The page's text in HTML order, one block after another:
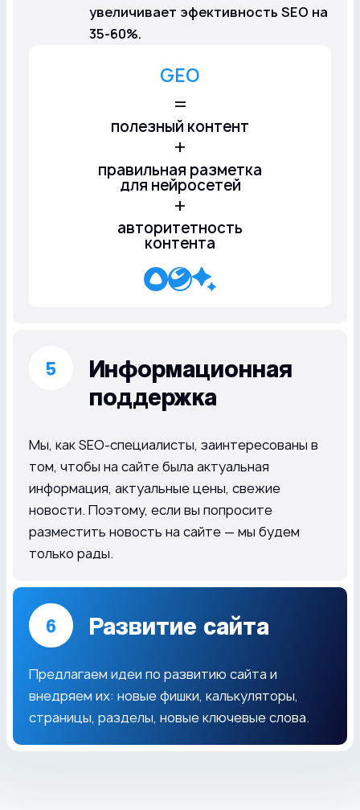
увеличивает эфективность SEO на
35-60%.
GEO
=
полезный контент
+
правильная разметка
для нейросетей
+
авторитетность
контента
Информационная
поддержка
Мы, как SEO-специалисты, заинтересованы в
том, чтобы на сайте была актуальная
информация, актуальные цены, свежие
новости. Поэтому, если вы попросите
разместить новость на сайте — мы будем
только рады.
Развитие сайта
Предлагаем идеи по развитию сайта и
внедряем их: новые фишки, калькуляторы,
страницы, разделы, новые ключевые слова.